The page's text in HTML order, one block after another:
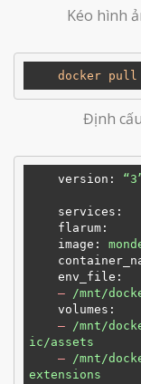
Kéo hình
docker pull
Định
version :
services :
flarum :
image :
env_file :
–
/mnt/
volumes :
–
/mnt/
ic/assets
–
/mnt/
extensions